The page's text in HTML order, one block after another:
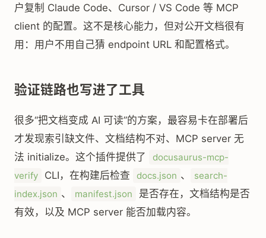
户复制 Claude Code、Cursor / VS Code 等 MCP
client 的配置。这不是核心能力，但对公开文档很有
用：用户不用自己猜 endpoint URL 和配置格式。
验证链路也写进了工具
很多“把文档变成 AI 可读”的方案，最容易卡在部署后
才发现索引缺文件、文档结构不对、MCP server 无
法 initialize。这个插件提供了
docusaurus-mcp-
verify
CLI，在构建后检查 docs.json 、
search-
index.json 、 manifest.json
是否存在，文档结构是否
有效，以及 MCP server 能否加载内容。